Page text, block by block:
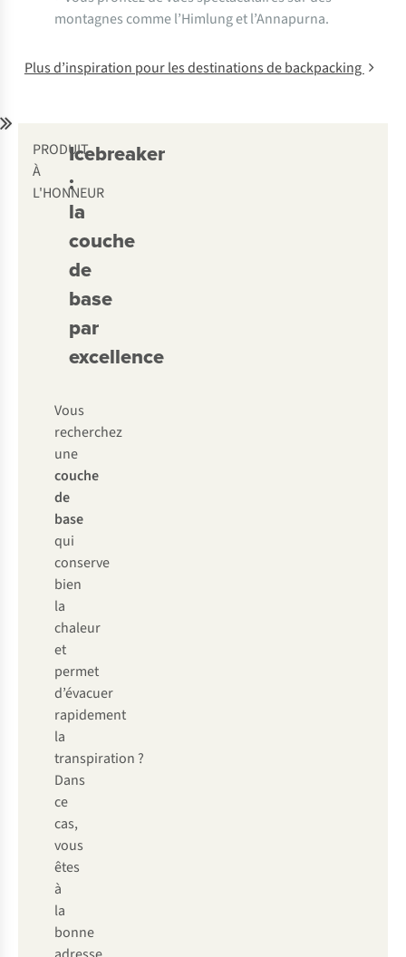
montagnes comme l’Himlung et l’Annapurna.
Plus d’inspiration pour les destinations de backpacking
PRODUIT
À
L'HONNEUR
Icebreaker
:
la
couche
de
base
par
excellence
Vous
recherchez
une
couche
de
base
qui
conserve
bien
la
chaleur
et
permet
d’évacuer
rapidement
la
transpiration ?
Dans
ce
cas,
vous
êtes
à
la
bonne